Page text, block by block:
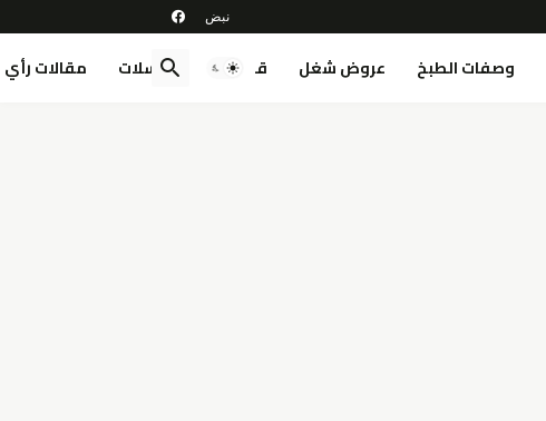
وصفات الطبخ عروض شغل قصص مسلسلات مقالات رأي